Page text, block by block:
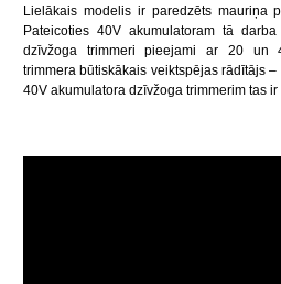
Lielākais modelis ir paredzēts mauriņa
Pateicoties 40V akumulatoram tā
dzīvžoga trimmeri pieejami ar 20 un
trimmera būtiskākais veiktspējas rādītājs
40V akumulatora dzīvžoga trimmerim tas ir